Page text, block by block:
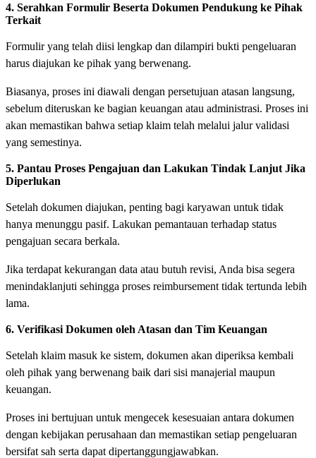
4. Serahkan Formulir Beserta Dokumen Pendukung ke Pihak
Terkait
Formulir yang telah diisi lengkap dan dilampiri bukti pengeluaran
harus diajukan ke pihak yang berwenang.
Biasanya, proses ini diawali dengan persetujuan atasan langsung,
sebelum diteruskan ke bagian keuangan atau administrasi. Proses ini
akan memastikan bahwa setiap klaim telah melalui jalur validasi
yang semestinya.
5. Pantau Proses Pengajuan dan Lakukan Tindak Lanjut Jika
Diperlukan
Setelah dokumen diajukan, penting bagi karyawan untuk tidak
hanya menunggu pasif. Lakukan pemantauan terhadap status
pengajuan secara berkala.
Jika terdapat kekurangan data atau butuh revisi, Anda bisa segera
menindaklanjuti sehingga proses reimbursement tidak tertunda lebih
lama.
6. Verifikasi Dokumen oleh Atasan dan Tim Keuangan
Setelah klaim masuk ke sistem, dokumen akan diperiksa kembali
oleh pihak yang berwenang baik dari sisi manajerial maupun
keuangan.
Proses ini bertujuan untuk mengecek kesesuaian antara dokumen
dengan kebijakan perusahaan dan memastikan setiap pengeluaran
bersifat sah serta dapat dipertanggungjawabkan.